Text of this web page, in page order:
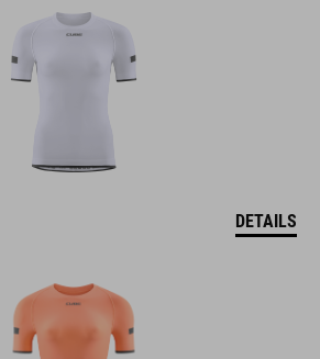
DETAILS